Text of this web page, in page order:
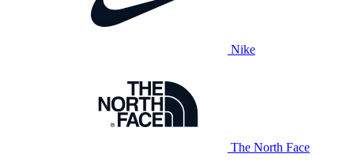
Nike
The North Face